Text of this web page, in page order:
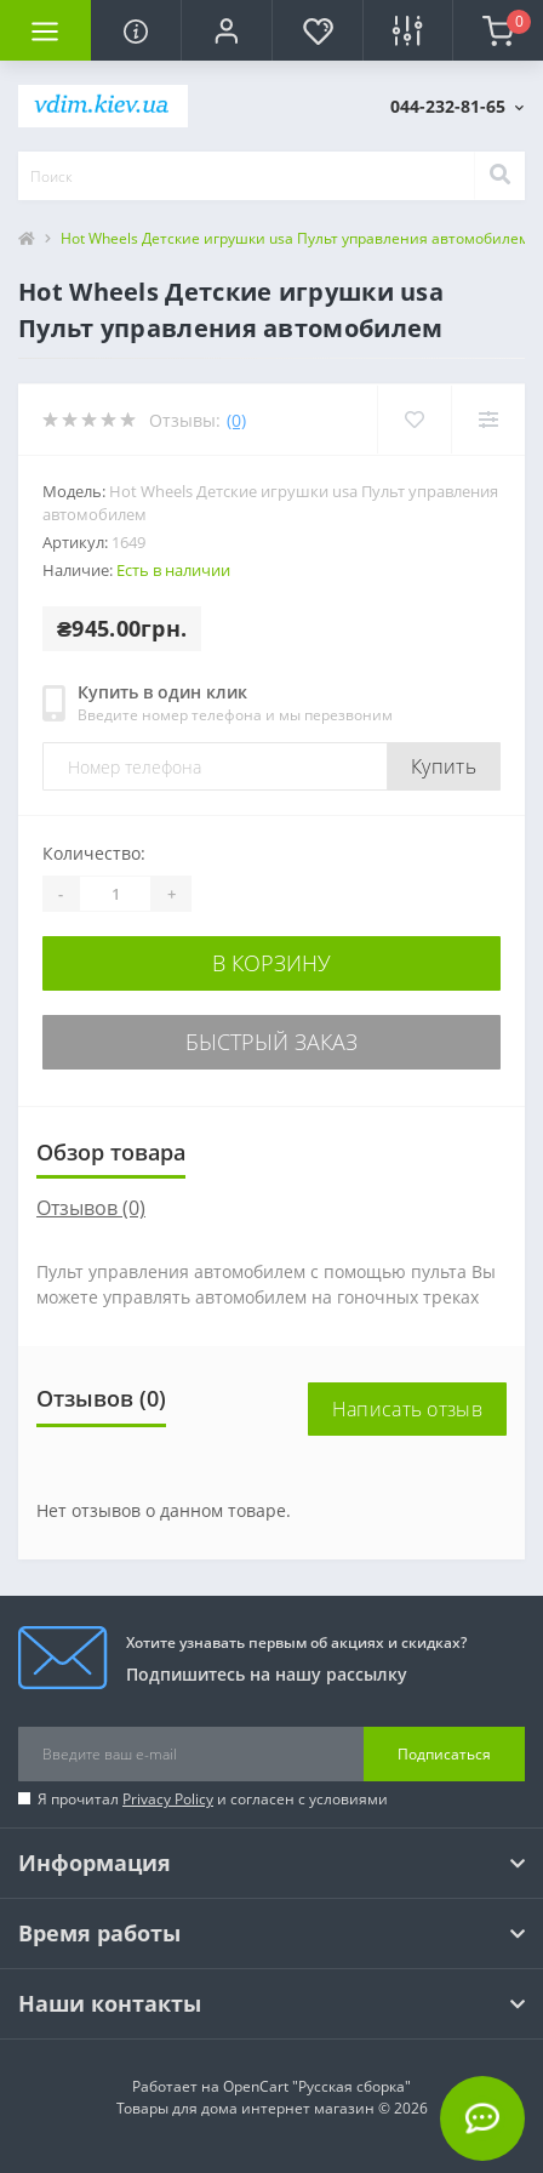
0
044-232-81-65
Hot Wheels Детские игрушки usa Пульт управления автомобилем
Hot Wheels Детские игрушки usa
Пульт управления автомобилем
Отзывы: (0)
Модель: Hot Wheels Детские игрушки usa Пульт управления
автомобилем
Артикул: 1649
Наличие: Есть в наличии
₴945.00грн.
Купить в один клик
Введите номер телефона и мы перезвоним
Купить
Количество:
- +
В КОРЗИНУ
БЫСТРЫЙ ЗАКАЗ
Обзор товара
Отзывов (0)
Пульт управления автомобилем с помощью пульта Вы
можете управлять автомобилем на гоночных треках
Отзывов (0) Написать отзыв
Нет отзывов о данном товаре.
Хотите узнавать первым об акциях и скидках?
Подпишитесь на нашу рассылку
Подписаться
Я прочитал Privacy Policy и согласен с условиями
Информация
Время работы
Наши контакты
Работает на OpenCart "Русская сборка"
Товары для дома интернет магазин © 2026